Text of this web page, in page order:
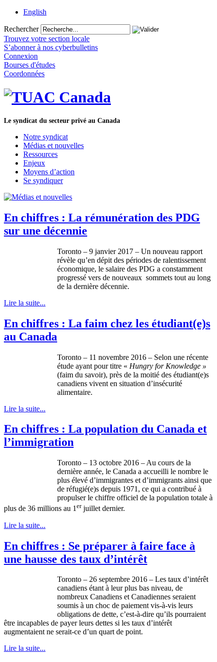
English
Rechercher
Trouvez votre section locale
S’abonner à nos cyberbulletins
Connexion
Bourses d'études
Coordonnées
Le syndicat du secteur privé au Canada
Notre syndicat
Médias et nouvelles
Ressources
Enjeux
Moyens d’action
Se syndiquer
En chiffres : La rémunération des PDG
sur une décennie
Toronto – 9 janvier 2017 – Un nouveau rapport
révèle qu’en dépit des périodes de ralentissement
économique, le salaire des PDG a constamment
progressé vers de nouveaux sommets tout au long
de la dernière décennie.
Lire la suite...
En chiffres : La faim chez les étudiant(e)s
au Canada
Toronto – 11 novembre 2016 – Selon une récente
étude ayant pour titre « Hungry for Knowledge »
(faim du savoir), près de la moitié des étudiant(e)s
canadiens vivent en situation d’insécurité
alimentaire.
Lire la suite...
En chiffres : La population du Canada et
l’immigration
Toronto – 13 octobre 2016 – Au cours de la
dernière année, le Canada a accueilli le nombre le
plus élevé d’immigrantes et d’immigrants ainsi que
de réfugié(e)s depuis 1971, ce qui a contribué à
propulser le chiffre officiel de la population totale à
plus de 36 millions au 1erjuillet dernier.
Lire la suite...
En chiffres : Se préparer à faire face à
une hausse des taux d’intérêt
Toronto – 26 septembre 2016 – Les taux d’intérêt
canadiens étant à leur plus bas niveau, de
nombreux Canadiens et Canadiennes seraient
soumis à un choc de paiement vis-à-vis leurs
obligations de dette, c’est-à-dire qu’ils pourraient
être incapables de payer leurs dettes si les taux d’intérêt
augmentaient ne serait-ce d’un quart de point.
Lire la suite...